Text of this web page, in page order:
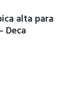
alta para
Deca